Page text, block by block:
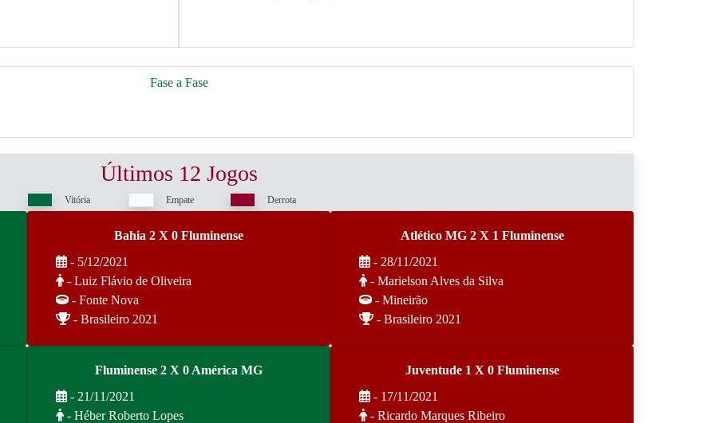
Fase a Fase
Últimos 12 Jogos
Vitória Empate Derrota
Bahia 2 X 0 Fluminense
- 5/12/2021
- Luiz Flávio de Oliveira
- Fonte Nova
- Brasileiro 2021
Atlético MG 2 X 1 Fluminense
- 28/11/2021
- Marielson Alves da Silva
- Mineirão
- Brasileiro 2021
Fluminense 2 X 0 América MG
- 21/11/2021
- Héber Roberto Lopes
Juventude 1 X 0 Fluminense
- 17/11/2021
- Ricardo Marques Ribeiro